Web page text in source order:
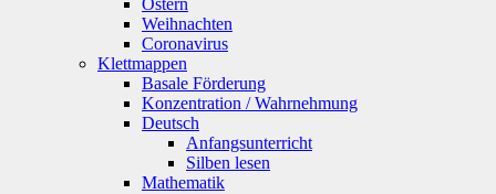
Weihnachten
Coronavirus
Klettmappen
Basale Förderung
Konzentration / Wahrnehmung
Deutsch
Anfangsunterricht
Silben lesen
Mathematik